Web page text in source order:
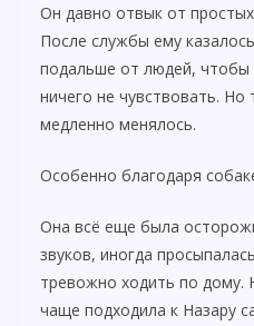
Он давно отвык от
После службы ему
подальше от людей, чтобы
ничего не чувствовать. Но
медленно менялось.
Особенно благодаря
Она всё еще была
звуков, иногда
тревожно ходить по дому.
чаще подходила к Назару